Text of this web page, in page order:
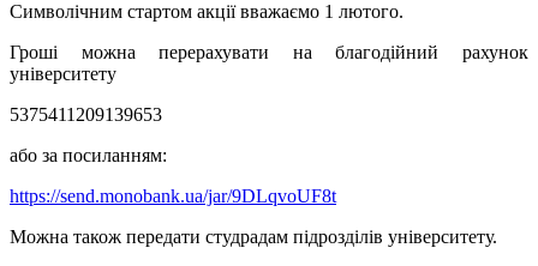
Символічним стартом акції вважаємо 1 лютого.
Гроші можна перерахувати на благодійний рахунок
університету
5375411209139653
або за посиланням:
https://send.monobank.ua/jar/9DLqvoUF8t
Можна також передати студрадам підрозділів університету.